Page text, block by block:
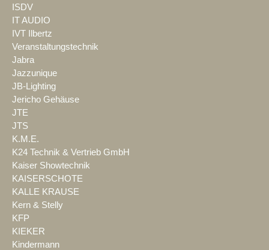
ISDV
IT AUDIO
IVT Ilbertz
Veranstaltungstechnik
Jabra
Jazzunique
JB-Lighting
Jericho Gehäuse
JTE
JTS
K.M.E.
K24 Technik & Vertrieb GmbH
Kaiser Showtechnik
KAISERSCHOTE
KALLE KRAUSE
Kern & Stelly
KFP
KIEKER
Kindermann